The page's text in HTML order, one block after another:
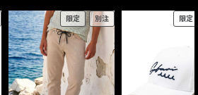
限定 別注 限定